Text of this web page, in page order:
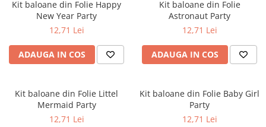
Vaze din sticla
Vase din ceramica
Mobilier urban
Tropicale
Buchete artificiale
Crizantema
Kit-uri Baloane
Rafii, clipsuri,pompe
Accesorii petrecere
Cake toppers
Bannere
Lumanari aniversare
Kit baloane din Folie Happy
New Year Party
12,71 Lei
ADAUGA IN COS
Kit baloane din Folie
Astronaut Party
12,71 Lei
ADAUGA IN COS
Kit baloane din Folie Littel
Mermaid Party
12,71 Lei
Kit baloane din Folie Baby Girl
Party
12,71 Lei